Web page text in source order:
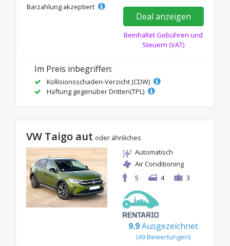
Barzahlung akzeptiert
Deal anzeigen
Beinhaltet Gebühren und
Steuern (VAT)
Im Preis inbegriffen:
Kollisionsschaden-Verzicht (CDW)
Haftung gegenüber Dritten(TPL)
VW Taigo aut oder ähnliches
Automatisch
Air Conditioning
5
4 3
9.9Ausgezeichnet
(49 Bewertungen)